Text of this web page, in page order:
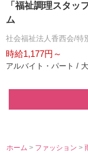
「福祉調理スタッ
ム
社会福祉法人香西会/特
時給1,177円～
アルバイト・パート /
ホーム > ファッション>